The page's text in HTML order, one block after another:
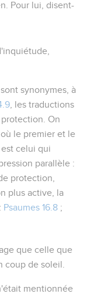
Pour lui, disent-
synonymes, à
, les traductions
On
le premier et le
celui qui
parallèle :
protection,
plus active, la
Psaumes 16.8 ;
que celle que
coup de soleil.
mentionnée